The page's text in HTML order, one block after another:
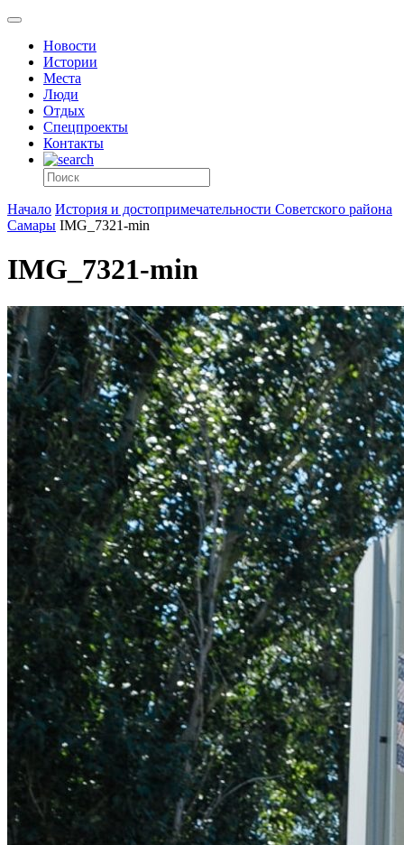
Новости
Истории
Места
Люди
Отдых
Спецпроекты
Контакты
Начало История и достопримечательности Советского района
Самары IMG_7321-min
IMG_7321-min